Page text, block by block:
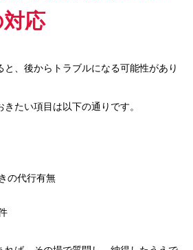
応
と、後からトラブルになる可能性があり
たい項目は以下の通りです。
の代行有無